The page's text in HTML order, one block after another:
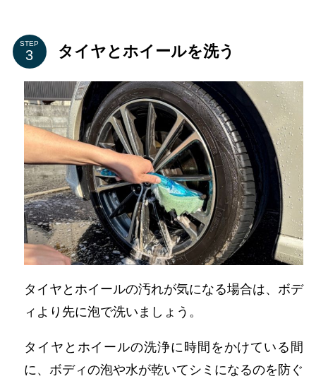
STEP タイヤとホイールを洗う
タイヤとホイールの汚れが気になる場合は、ボデ
ィより先に泡で洗いましょう。
タイヤとホイールの洗浄に時間をかけている間
に、ボディの泡や水が乾いてシミになるのを防ぐ